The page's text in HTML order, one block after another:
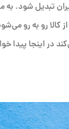
ایران تبدیل شود.
کالا رو به رو
در اینجا پیدا